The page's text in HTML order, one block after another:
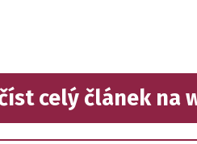
celý článek na